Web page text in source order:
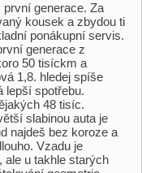
generace. Za
kousek a zbydou ti
ponákupní servis.
generace z
50 tisíckm a
1,8. hledej spíše
lepší spotřebu.
48 tisíc.
slabinou auta je
najdeš bez koroze a
Vzadu je
u takhle starých